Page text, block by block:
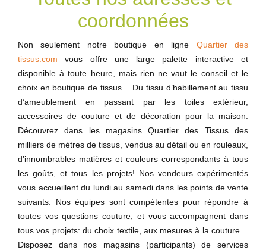
coordonnées
Non seulement notre boutique en ligne Quartier des
tissus.com vous offre une large palette interactive et
disponible à toute heure, mais rien ne vaut le conseil et le
choix en boutique de tissus… Du tissu d’habillement au tissu
d’ameublement en passant par les toiles extérieur,
accessoires de couture et de décoration pour la maison.
Découvrez dans les magasins Quartier des Tissus des
milliers de mètres de tissus, vendus au détail ou en rouleaux,
d’innombrables matières et couleurs correspondants à tous
les goûts, et tous les projets! Nos vendeurs expérimentés
vous accueillent du lundi au samedi dans les points de vente
suivants. Nos équipes sont compétentes pour répondre à
toutes vos questions couture, et vous accompagnent dans
tous vos projets: du choix textile, aux mesures à la couture…
Disposez dans nos magasins (participants) de services